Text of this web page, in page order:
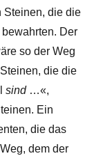
Steinen, die die
Der
so der Weg
die die
sind…«,
Ein
die das
dem der